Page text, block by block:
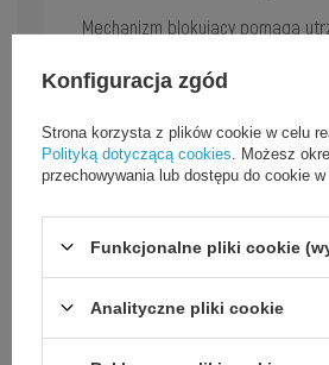
Mechanizm blokujący pomaga
ograniczyć ryzyko jej
podczas pompowania.
Konfiguracja zgód
Strona korzysta z plików cookie w celu
Polityką dotyczącą cookies . Możesz
przechowywania lub dostępu do cookie w
Funkcjonalne pliki cookie
Analityczne pliki cookie